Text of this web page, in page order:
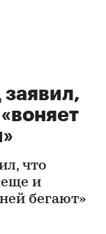
заявил,
что
и
бегают»